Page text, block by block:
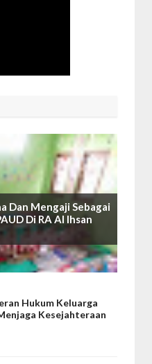
Dan Mengaji Sebagai
Di RA Al Ihsan
Hukum Keluarga
Kesejahteraan